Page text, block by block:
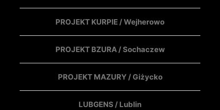
PROJEKT KURPIE / Wejherowo
PROJEKT BZURA / Sochaczew
PROJEKT MAZURY / Giżycko
LUBGENS / Lublin